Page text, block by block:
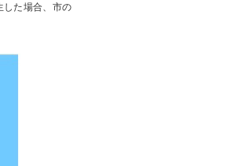
した場合、市の